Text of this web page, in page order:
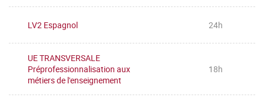
LV2 Espagnol 24h
UE TRANSVERSALE
Préprofessionnalisation aux
métiers de l'enseignement
18h